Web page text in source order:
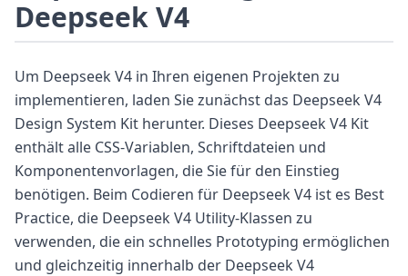
Deepseek V4
Um Deepseek V4 in Ihren eigenen Projekten zu
implementieren, laden Sie zunächst das Deepseek V4
Design System Kit herunter. Dieses Deepseek V4 Kit
enthält alle CSS-Variablen, Schriftdateien und
Komponentenvorlagen, die Sie für den Einstieg
benötigen. Beim Codieren für Deepseek V4 ist es Best
Practice, die Deepseek V4 Utility-Klassen zu
verwenden, die ein schnelles Prototyping ermöglichen
und gleichzeitig innerhalb der Deepseek V4